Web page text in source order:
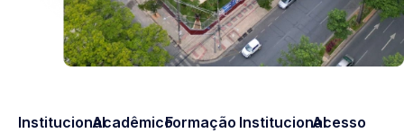
InstitucionalAcadêmicoFormação InstitucionalAcesso